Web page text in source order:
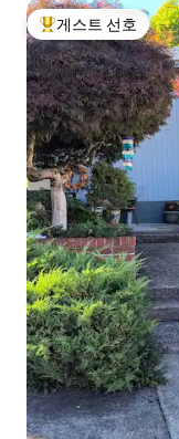
상위 게스트 선호
게스트 선호